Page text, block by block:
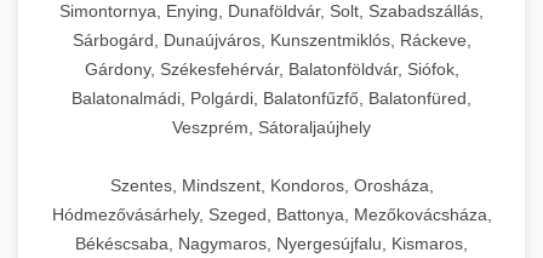
Simontornya, Enying, Dunaföldvár, Solt, Szabadszállás,
Sárbogárd, Dunaújváros, Kunszentmiklós, Ráckeve,
Gárdony, Székesfehérvár, Balatonföldvár, Siófok,
Balatonalmádi, Polgárdi, Balatonfűzfő, Balatonfüred,
Veszprém, Sátoraljaújhely
Szentes, Mindszent, Kondoros, Orosháza,
Hódmezővásárhely, Szeged, Battonya, Mezőkovácsháza,
Békéscsaba, Nagymaros, Nyergesújfalu, Kismaros,